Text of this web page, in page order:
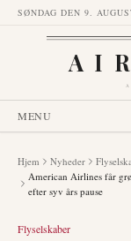
SØNDAG DEN 9.
MENU
Hjem Nyheder
American Airlines får
efter syv års pause
Flyselskaber